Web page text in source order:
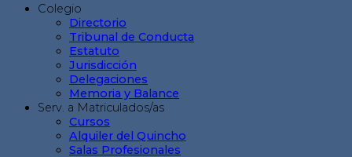
Colegio
Directorio
Tribunal de Conducta
Estatuto
Jurisdicción
Delegaciones
Memoria y Balance
Serv. a Matriculados/as
Cursos
Alquiler del Quincho
Salas Profesionales